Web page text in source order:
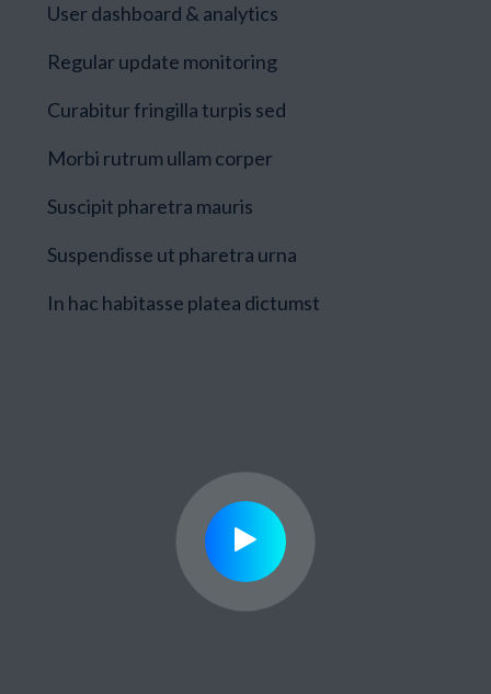
User dashboard & analytics
Regular update monitoring
Curabitur fringilla turpis sed
Morbi rutrum ullam corper
Suscipit pharetra mauris
Suspendisse ut pharetra urna
In hac habitasse platea dictumst